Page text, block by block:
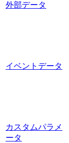
外部データ
イベントデータ
カスタムパラメ
ータ